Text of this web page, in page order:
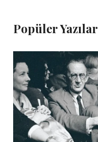
Popüler Yazılar